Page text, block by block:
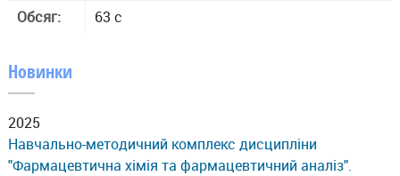
Обсяг:
63 с
Новинки
2025
Навчально-методичний комплекс дисципліни
"Фармацевтична хімія та фармацевтичний аналіз".